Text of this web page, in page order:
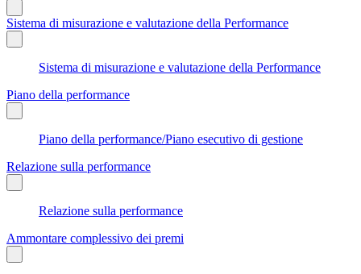
Sistema di misurazione e valutazione della Performance
Sistema di misurazione e valutazione della Performance
Piano della performance
Piano della performance/Piano esecutivo di gestione
Relazione sulla performance
Relazione sulla performance
Ammontare complessivo dei premi